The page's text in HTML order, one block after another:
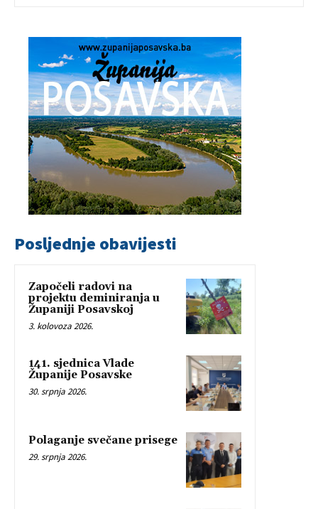
Posljednje obavijesti
Započeli radovi na
projektu deminiranja u
Županiji Posavskoj
3. kolovoza 2026.
141. sjednica Vlade
Županije Posavske
30. srpnja 2026.
Polaganje svečane prisege
29. srpnja 2026.